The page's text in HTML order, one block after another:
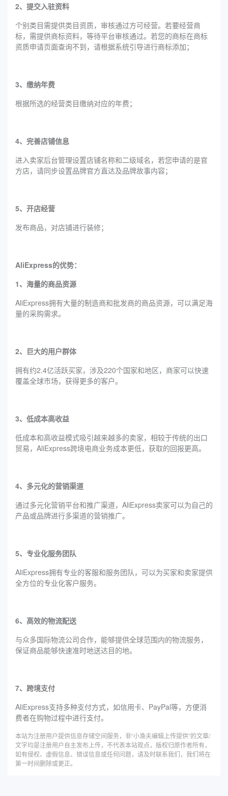
2、提交入驻资料
个别类目需提供类目资质，审核通过方可经营。若要经营商
标，需提供商标资料，等待平台审核通过。若您的商标在商标
资质申请页面查询不到，请根据系统引导进行商标添加；
3、缴纳年费
根据所选的经营类目缴纳对应的年费；
4、完善店铺信息
进入卖家后台管理设置店铺名称和二级域名，若您申请的是官
方店，请同步设置品牌官方直达及品牌故事内容；
5、开店经营
发布商品，对店铺进行装修；
AliExpress的优势：
1、海量的商品资源
AliExpress拥有大量的制造商和批发商的商品资源，可以满足海
量的采购需求。
2、巨大的用户群体
拥有约2.4亿活跃买家，涉及220个国家和地区，商家可以快速
覆盖全球市场，获得更多的客户。
3、低成本高收益
低成本和高收益模式吸引越来越多的卖家，相较于传统的出口
贸易，AliExpress跨境电商业务成本更低，获取的回报更高。
4、多元化的营销渠道
通过多元化营销平台和推广渠道，AliExpress卖家可以为自己的
产品或品牌进行多渠道的营销推广。
5、专业化服务团队
AliExpress拥有专业的客服和服务团队，可以为买家和卖家提供
全方位的专业化客户服务。
6、高效的物流配送
与众多国际物流公司合作，能够提供全球范围内的物流服务，
保证商品能够快速准时地送达目的地。
7、跨境支付
AliExpress支持多种支付方式，如信用卡、PayPal等，方便消
费者在购物过程中进行支付。
本站为注册用户提供信息存储空间服务，非“小渔夫编辑上传提供”的文章/
文字均是注册用户自主发布上传，不代表本站观点，版权归原作者所有，
如有侵权、虚假信息、错误信息或任何问题，请及时联系我们，我们将在
第一时间删除或更正。